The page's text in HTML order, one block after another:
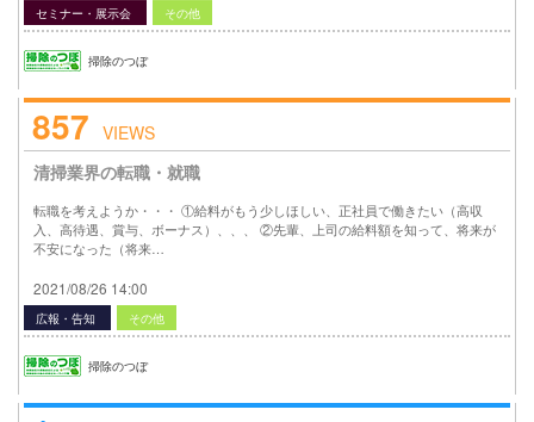
セミナー・展示会 その他
掃除のつぼ
857 VIEWS
清掃業界の転職・就職
転職を考えようか・・・ ①給料がもう少しほしい、正社員で働きたい（高収
入、高待遇、賞与、ボーナス）、、、 ②先輩、上司の給料額を知って、将来が
不安になった（将来…
2021/08/26 14:00
広報・告知 その他
掃除のつぼ